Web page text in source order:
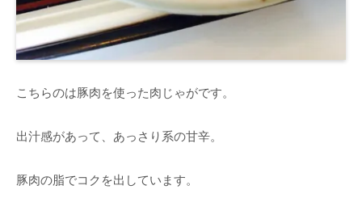
こちらのは豚肉を使った肉じゃがです。
出汁感があって、あっさり系の甘辛。
豚肉の脂でコクを出しています。